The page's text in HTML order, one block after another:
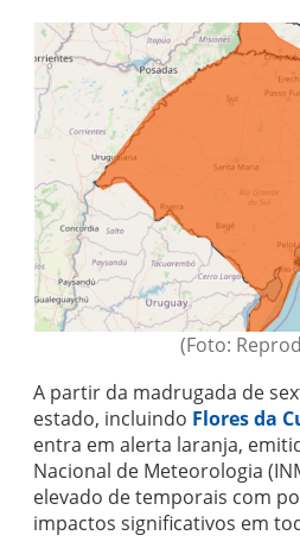
(Foto:
A partir da madrugada de
estado, incluindo Flores da
entra em alerta laranja,
Nacional de Meteorologia
elevado de temporais com
impactos significativos em